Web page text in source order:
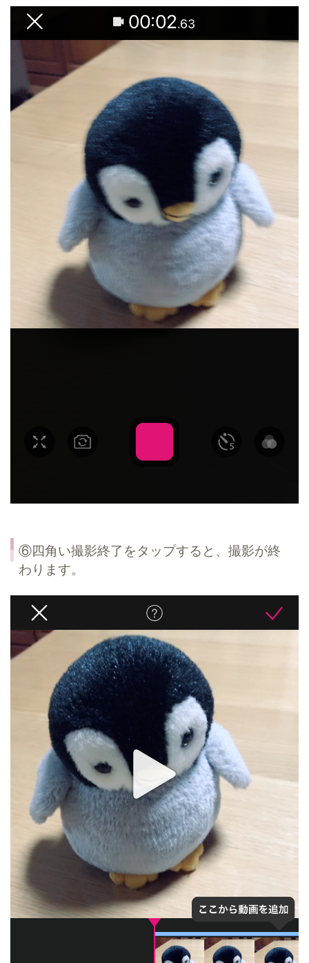
⑥四角い撮影終了をタップすると、撮影が終
わります。